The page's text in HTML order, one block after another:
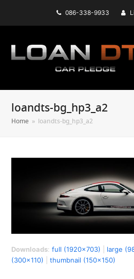
086-338-9933
loandts-bg_hp3_a2
Home » loandts-bg_hp3_a2
Downloads:full (1920x703) large
(300x110) |thumbnail (150x150)